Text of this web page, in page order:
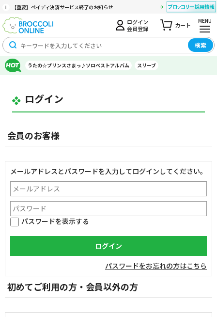
【重要】ペイディ決済サービス終了のお知らせ
ログイン
会員登録
カート
MENU
検索
うたの☆プリンスさまっ♪ソロベストアルバム スリーブ
ログイン
会員のお客様
メールアドレスとパスワードを入力してログインしてください。
パスワードを表示する
パスワードをお忘れの方はこちら
初めてご利用の方・会員以外の方